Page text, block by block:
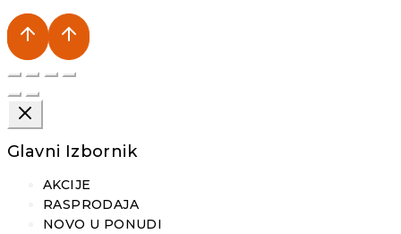
Glavni Izbornik
AKCIJE
RASPRODAJA
NOVO U PONUDI